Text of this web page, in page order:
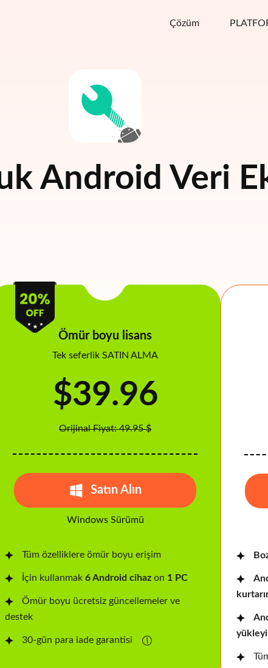
Çözüm
Android Veri
Ömür boyu lisans
Tek seferlik SATIN ALMA
$39.96
Orijinal Fiyat: 49.95 $
Satın Alın
Windows Sürümü
Tüm özelliklere ömür boyu erişim
İçin kullanmak 6 Android cihaz on 1 PC
Ömür boyu ücretsiz güncellemeler ve
destek
30-gün para iade garantisi